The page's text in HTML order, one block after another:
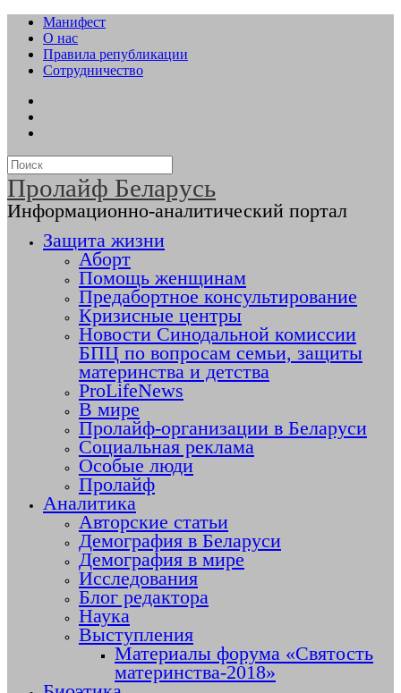
Манифест
О нас
Правила републикации
Сотрудничество
Пролайф Беларусь
Информационно-аналитический портал
Защита жизни
Аборт
Помощь женщинам
Предабортное консультирование
Кризисные центры
Новости Синодальной комиссии
БПЦ по вопросам семьи, защиты
материнства и детства
ProLifeNews
В мире
Пролайф-организации в Беларуси
Социальная реклама
Особые люди
Пролайф
Аналитика
Авторские статьи
Демография в Беларуси
Демография в мире
Исследования
Блог редактора
Наука
Выступления
Материалы форума «Святость
материнства-2018»